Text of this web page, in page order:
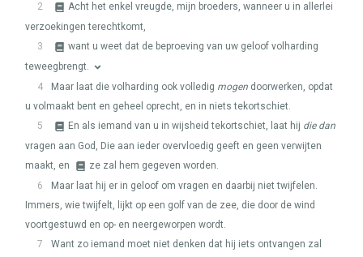
2
Acht het enkel vreugde, mijn broeders, wanneer u in allerlei
verzoekingen terechtkomt,
3
want u weet dat de beproeving van uw geloof volharding
teweegbrengt.
4
Maar laat die volharding ook volledig mogen doorwerken, opdat
u volmaakt bent en geheel oprecht, en in niets tekortschiet.
5
En als iemand van u in wijsheid tekortschiet, laat hij die dan
vragen aan God, Die aan ieder overvloedig geeft en geen verwijten
maakt, en
ze zal hem gegeven worden.
6
Maar laat hij er in geloof om vragen en daarbij niet twijfelen.
Immers, wie twijfelt, lijkt op een golf van de zee, die door de wind
voortgestuwd en op- en neergeworpen wordt.
7
Want zo iemand moet niet denken dat hij iets ontvangen zal